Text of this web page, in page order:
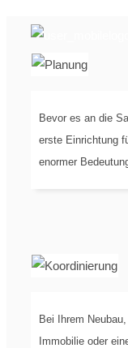
3-D
Bevor es an die
erste Einrichtung
enormer
Bei Ihrem
Immobilie oder